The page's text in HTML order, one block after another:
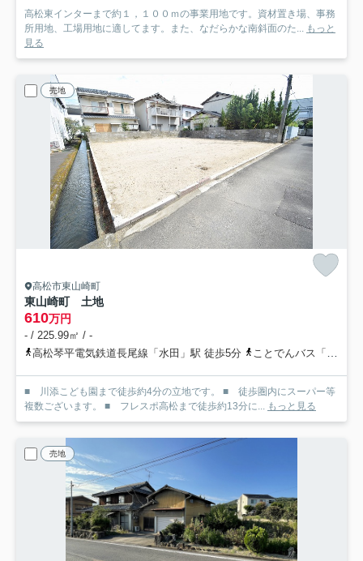
高松東インターまで約１，１００ｍの事業用地です。資材置き場、事務
所用地、工場用地に適してます。また、なだらかな南斜面のた... もっと
見る
売地
高松市東山崎町
東山崎町 土地
610万円
- / 225.99㎡ / -
高松琴平電気鉄道長尾線「水田」駅 徒歩5分
ことでんバス「ことでん水田駅（ことでんバス）」バス停下車 徒歩2分
■ 川添こども園まで徒歩約4分の立地です。 ■ 徒歩圏内にスーパー等
複数ございます。 ■ フレスポ高松まで徒歩約13分に... もっと見る
売地